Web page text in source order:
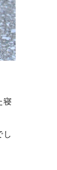
寝